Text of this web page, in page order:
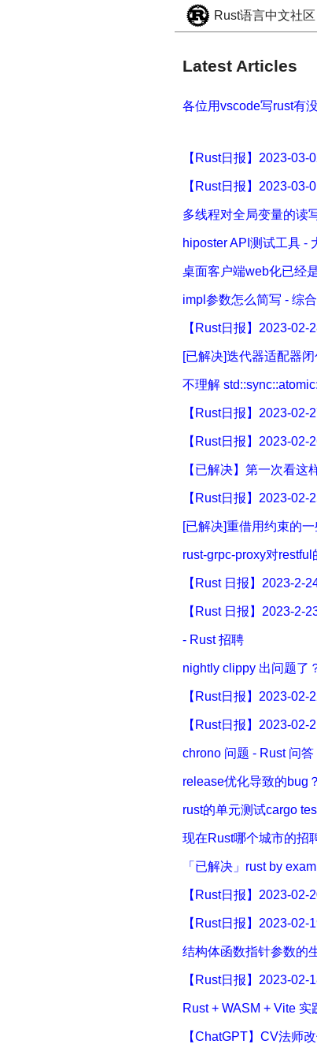
Rust语言中文社区
Latest Articles
各位用vscode写rust有
【Rust日报】2023-
【Rust日报】2023-
多线程对全局变量的读
hiposter API测试工具 -
桌面客户端web化已经
impl参数怎么简写 - 综
【Rust日报】2023-
[已解决]迭代器适配器
不理解
【Rust日报】2023-
【Rust日报】2023-
【已解决】第一次看
【Rust日报】2023-
[已解决]重借用约束的
rust-grpc-proxy对restful
【Rust 日报】2023-2-
【Rust 日报】2023-2-
- Rust 招聘
nightly clippy 出问题了
【Rust日报】2023-02-
【Rust日报】2023-
chrono 问题 - Rust 问答
release优化导致的bug
rust的单元测试cargo
现在Rust哪个城市的招
「已解决」rust by
【Rust日报】2023-
【Rust日报】2023-
结构体函数指针参数的
【Rust日报】2023-02-
Rust + WASM + Vite
【ChatGPT】CV法师